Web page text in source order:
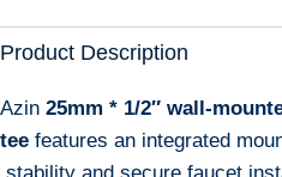
Product Description
Azin 25mm * 1/2″ wall-
tee features an integrated
stability and secure faucet